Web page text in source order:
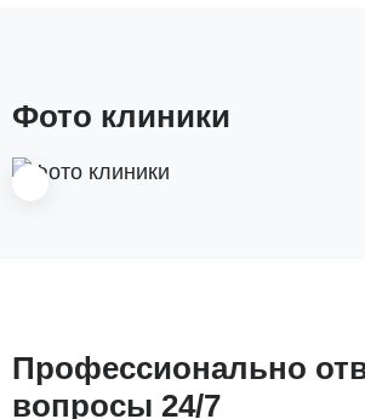
Фото клиники
Профессионально
вопросы 24/7